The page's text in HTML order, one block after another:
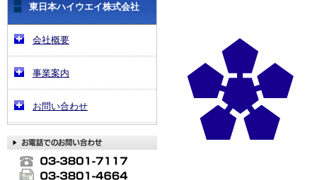
東日本ハイウエイ株式会社
会社概要
事業案内
お問い合わせ